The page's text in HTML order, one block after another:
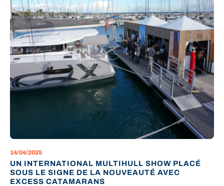
14/04/2025
UN INTERNATIONAL MULTIHULL SHOW PLACÉ
SOUS LE SIGNE DE LA NOUVEAUTÉ AVEC
EXCESS CATAMARANS